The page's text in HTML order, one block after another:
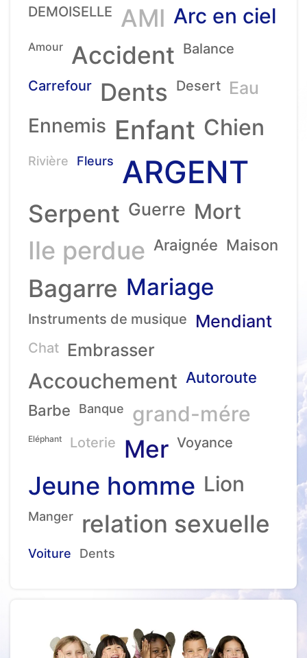
DEMOISELLE AMI Arc en ciel
Amour Accident Balance
Carrefour Dents Desert Eau
Ennemis Enfant Chien
Rivière Fleurs ARGENT
Serpent Guerre Mort
Ile perdue Araignée Maison
Bagarre Mariage
Instruments de musique Mendiant
Chat Embrasser
Accouchement Autoroute
Barbe
Banque grand-mére
Eléphant Loterie Mer Voyance
Jeune homme Lion
Manger relation sexuelle
Voiture Dents